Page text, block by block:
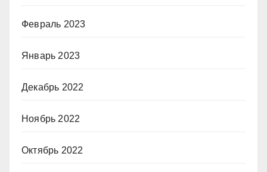
Февраль 2023
Январь 2023
Декабрь 2022
Ноябрь 2022
Октябрь 2022